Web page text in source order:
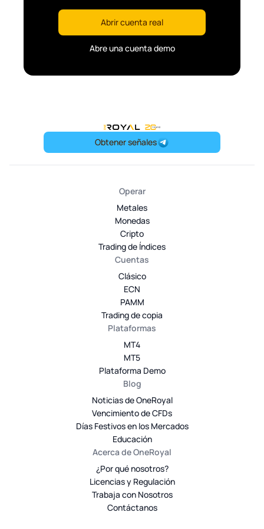
Abrir cuenta real
Abre una cuenta demo
OneRoyal Home
Obtener señales
Operar
Metales
Monedas
Cripto
Trading de Índices
Cuentas
Clásico
ECN
PAMM
Trading de copia
Plataformas
MT4
MT5
Plataforma Demo
Blog
Noticias de OneRoyal
Vencimiento de CFDs
Días Festivos en los Mercados
Educación
Acerca de OneRoyal
¿Por qué nosotros?
Licencias y Regulación
Trabaja con Nosotros
Contáctanos